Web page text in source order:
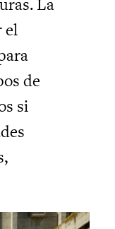
el
de
si